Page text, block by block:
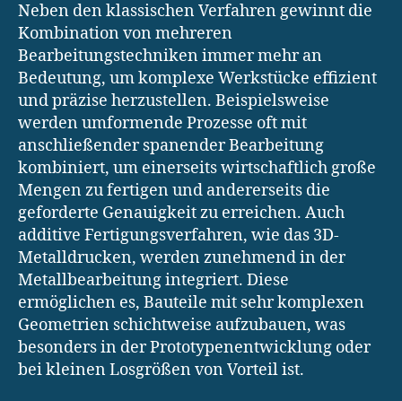
Neben den klassischen Verfahren gewinnt die
Kombination von mehreren
Bearbeitungstechniken immer mehr an
Bedeutung, um komplexe Werkstücke effizient
und präzise herzustellen. Beispielsweise
werden umformende Prozesse oft mit
anschließender spanender Bearbeitung
kombiniert, um einerseits wirtschaftlich große
Mengen zu fertigen und andererseits die
geforderte Genauigkeit zu erreichen. Auch
additive Fertigungsverfahren, wie das 3D-
Metalldrucken, werden zunehmend in der
Metallbearbeitung integriert. Diese
ermöglichen es, Bauteile mit sehr komplexen
Geometrien schichtweise aufzubauen, was
besonders in der Prototypenentwicklung oder
bei kleinen Losgrößen von Vorteil ist.